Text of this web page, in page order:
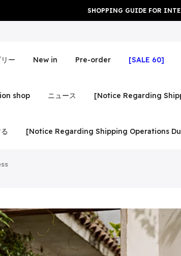
SHOPPING GUIDE FOR
ー New in Pre-order [SALE 60]
shop ニュース [Notice Regarding
[Notice Regarding Shipping Operations